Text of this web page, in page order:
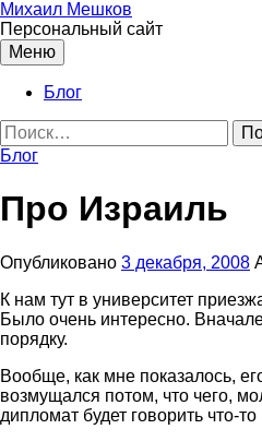
Перейти
к
содержимому
Михаил Мешков
Персональный сайт
Меню
Блог
Найти:
Блог
Про Израиль
Опубликовано 3 декабря, 2008
К нам тут в университет
Было очень интересно.
порядку.
Вообще, как мне показалось,
возмущался потом, что чего,
дипломат будет говорить что-